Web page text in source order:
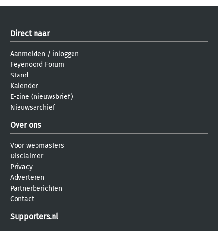
Direct naar
Aanmelden / inloggen
Feyenoord Forum
Stand
Kalender
E-zine (nieuwsbrief)
Nieuwsarchief
Over ons
Voor webmasters
Disclaimer
Privacy
Adverteren
Partnerberichten
Contact
Supporters.nl